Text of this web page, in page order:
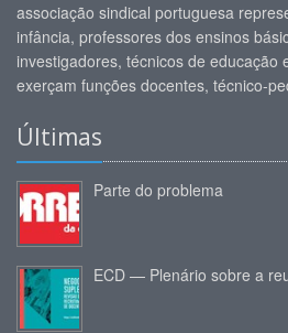
associação sindical portuguesa
infância, professores dos ensinos
investigadores, técnicos de educação
exerçam funções docentes, técnico-
Últimas
Parte do problema
ECD — Plenário sobre a